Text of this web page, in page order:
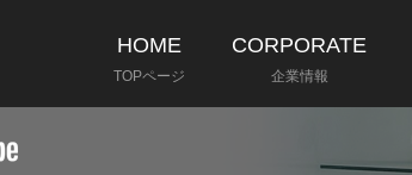
HOME
TOPページ
CORPORATE
企業情報